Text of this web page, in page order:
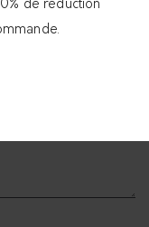
de réduction